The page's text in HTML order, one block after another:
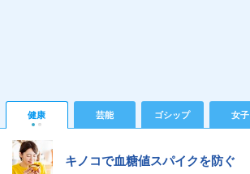
健康 芸能 ゴシップ 女子
キノコで血糖値スパイクを防ぐ